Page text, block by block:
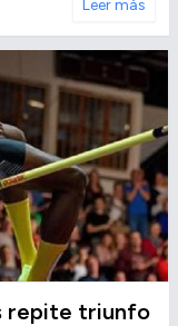
Leer más
repite triunfo